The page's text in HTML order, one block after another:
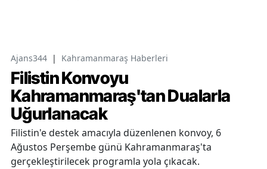
Ajans344 | Kahramanmaraş Haberleri
Filistin Konvoyu
Kahramanmaraş'tan Dualarla
Uğurlanacak
Filistin'e destek amacıyla düzenlenen konvoy, 6
Ağustos Perşembe günü Kahramanmaraş'ta
gerçekleştirilecek programla yola çıkacak.